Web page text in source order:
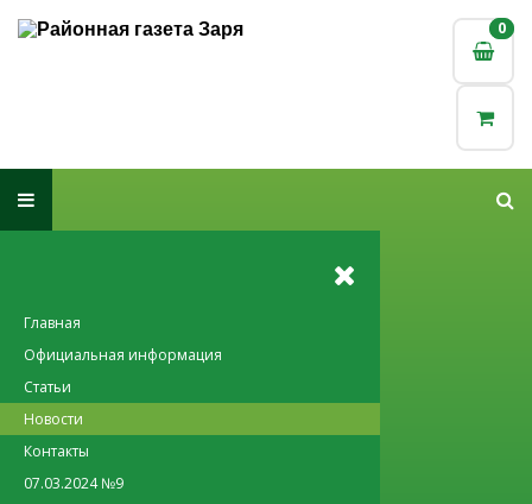
0
0
Главная
Официальная информация
Статьи
Новости
Контакты
07.03.2024 №9